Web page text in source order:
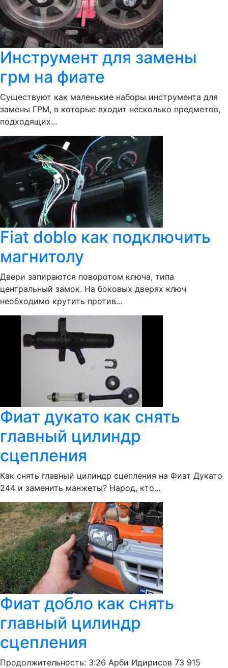
Инструмент для замены
грм на фиате
Существуют как маленькие наборы инструмента для
замены ГРМ, в которые входит несколько предметов,
подходящих...
Fiat doblo как подключить
магнитолу
Двери запираются поворотом ключа, типа
центральный замок. На боковых дверях ключ
необходимо крутить против...
Фиат дукато как снять
главный цилиндр
сцепления
Как снять главный цилиндр сцепления на Фиат Дукато
244 и заменить манжеты? Народ, кто...
Фиат добло как снять
главный цилиндр
сцепления
Продолжительность: 3:26 Арби Идирисов 73 915